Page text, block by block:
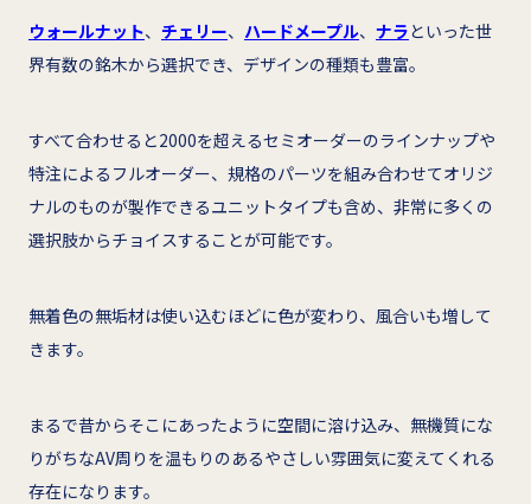
ウォールナット、 チェリー、 ハードメープル、 ナラといった世
界有数の銘木から選択でき、デザインの種類も豊富。
すべて合わせると2000を超えるセミオーダーのラインナップや
特注によるフルオーダー、規格のパーツを組み合わせてオリジ
ナルのものが製作できるユニットタイプも含め、非常に多くの
選択肢からチョイスすることが可能です。
無着色の無垢材は使い込むほどに色が変わり、風合いも増して
きます。
まるで昔からそこにあったように空間に溶け込み、無機質にな
りがちなAV周りを温もりのあるやさしい雰囲気に変えてくれる
存在になります。